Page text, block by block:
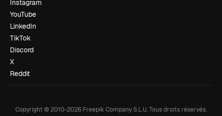
Instagram
YouTube
LinkedIn
TikTok
Discord
X
Reddit
Copyright © 2010-2026 Freepik Company S.L.U.Tous droits réservés.